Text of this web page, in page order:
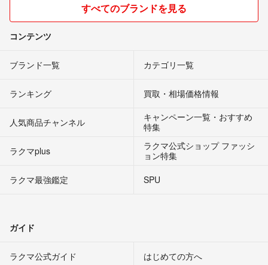
すべてのブランドを見る
コンテンツ
ブランド一覧 カテゴリ一覧
ランキング 買取・相場価格情報
人気商品チャンネル
キャンペーン一覧・おすすめ
特集
ラクマplus
ラクマ公式ショップ ファッシ
ョン特集
ラクマ最強鑑定
SPU
ガイド
ラクマ公式ガイド はじめての方へ